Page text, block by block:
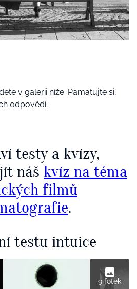
v galerii níže. Pamatujte si,
odpovědí.
testy a kvízy,
náš kvíz na téma
filmů
.
testu intuice
9 fotek